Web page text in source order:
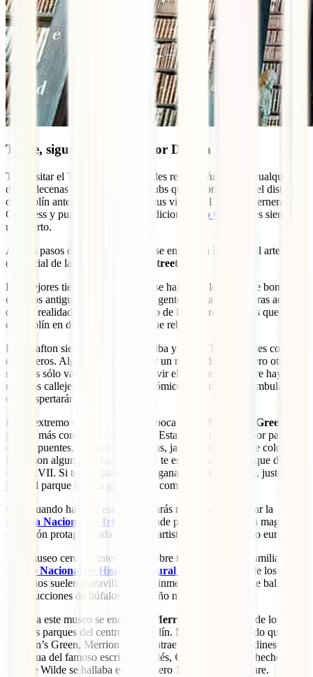
Tarde, sigue el recorrido por Dublín
Tras visitar el Trinity College puedes reponer fuerzas en cualquiera
de las decenas de restaurantes y pubs que encontrarás en el distrito 2
de Dublín antes de continuar con tus visitas. El guiso de ternera con
Guinness y puré de patatas del tradicional
pub O’Neills
es siempre
un acierto.
A unos pasos del Trinity College, se encuentra la principal arteria
comercial de la ciudad:
Grafton Street
Las mejores tiendas y franquicias se hallan en los bajos de bonitos
edificios antiguos. Aunque mucha gente realiza sus compras aquí, lo
que en realidad lo convierte en uno de los imprescindibles que ver
en Dublín en dos días es la vida que rebosa.
Por Grafton siempre hay gente arriba y abajo. Tanto locales como
extranjeros. Algunos parecen tener un rumbo definido, pero otros
muchos sólo vagan por allí para vivir el ambiente. Siempre hay
músicos callejeros, malabaristas, cómicos o vendedores ambulantes
que despertarán tus cinco sentidos.
En su extremo sur, Grafton desemboca en
St. Stephen’s Green
parque más concurrido de Dublín. Estanques habitados por patos y
cisnes, puentes, románticas pérgolas, jardines poblados de coloridas
flores son algunas de las cosas que te esperan en este parque del
siglo XVII. Si te has quedado con ganas de más compras, justo
junto al parque hay un gran centro comercial.
Continuando hacia el este, no tardarás mucho en encontrar la
Galería Nacional de Irlanda
, donde podrás admirar una magnífica
colección protagonizada tanto por artistas irlandeses como europeos.
Otro museo cercano interesante, sobre todo si viajas en familia, es el
Museo Nacional de Historia Natural de Irlanda
, donde los más
pequeños suelen maravillarse ante inmensos esqueletos de ballenas o
reproducciones de búfalos de tamaño natural.
Frente a este museo se encuentra
Merrion Square
, otro de los
mejores parques del centro de Dublín. Mucho más relajado que St.
Stephen’s Green, Merrion Square atrae por sus bellos jardines y por
la estatua del famoso escritor irlandés, Oscar Wilde
. De hecho, la
casa de Wilde se hallaba en el número 1 de Merrion Square.